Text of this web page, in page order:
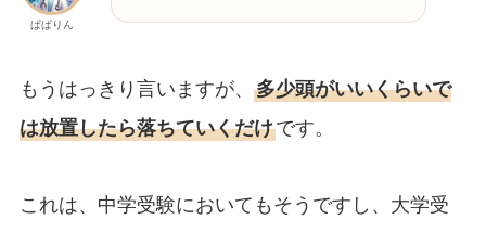
ぱぱりん
もうはっきり言いますが、 多少頭がいいくらいで
は放置したら落ちていくだけです。
これは、中学受験においてもそうですし、大学受